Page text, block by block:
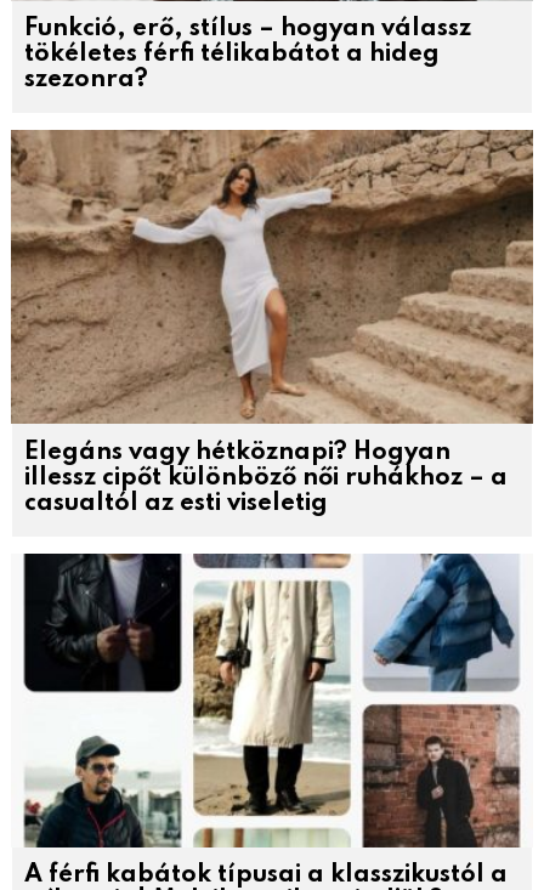
Funkció, erő, stílus – hogyan válassz
tökéletes férfi télikabátot a hideg
szezonra?
Elegáns vagy hétköznapi? Hogyan
illessz cipőt különböző női ruhákhoz – a
casualtól az esti viseletig
A férfi kabátok típusai a klasszikustól a